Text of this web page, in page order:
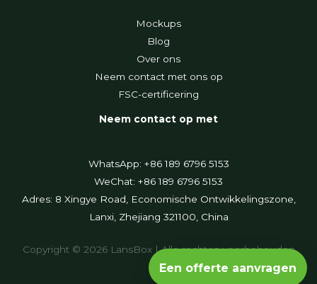
Mockups
Blog
Over ons
Neem contact met ons op
FSC-certificering
Neem contact op met
WhatsApp: +86 189 6796 5153
WeChat: +86 189 6796 5153
Adres: 8 Xingye Road, Economische Ontwikkelingszone,
Lanxi, Zhejiang 321100, China
Copyright © 2026 LansBox | Alle rechten voorbehouden
Een offerte aanvragen